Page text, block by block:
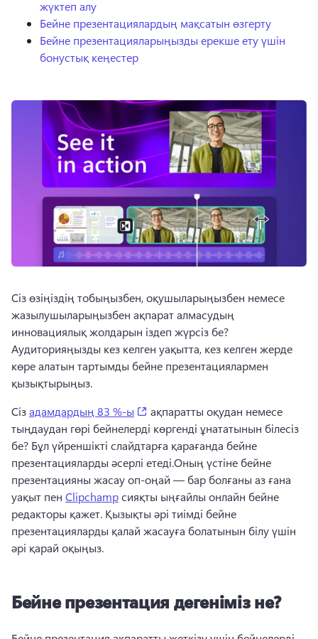
жүктеп алу
Бейне презентациялардың мақсатын өзгерту
Бейне презентацияларыңызды ерекше ету үшін
бонустық кеңестер
Сіз өзіңіздің тобыңызбен, оқушыларыңызбен немесе
жазылушыларыңызбен ақпарат алмасудың
инновациялық жолдарын іздеп жүрсіз бе?
Аудиторияңызды кез келген уақытта, кез келген жерде
көре алатын тартымды бейне презентациялармен
қызықтырыңыз.
Сіз адамдардың 83 %-ы (opens in a new tab)
ақпаратты оқудан немесе
тыңдаудан гөрі бейнелерді көргенді ұнататынын білесіз
бе? Бұл үйреншікті слайдтарға қарағанда бейне
презентацияларды әсерлі етеді.Оның үстіне бейне
презентацияны жасау оп-оңай — бар болғаны аз ғана
уақыт пен Clipchamp сияқты ыңғайлы онлайн бейне
редакторы қажет. Қызықты әрі тиімді бейне
презентацияларды қалай жасауға болатынын білу үшін
әрі қарай оқыңыз.
Бейне презентация дегеніміз не?